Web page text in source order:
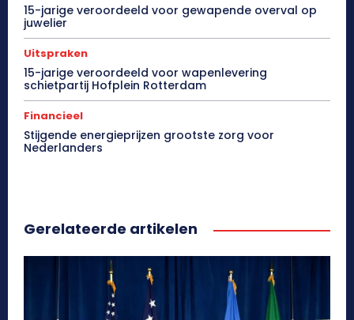
15-jarige veroordeeld voor gewapende overval op
juwelier
Uitspraken
15-jarige veroordeeld voor wapenlevering
schietpartij Hofplein Rotterdam
Financieel
Stijgende energieprijzen grootste zorg voor
Nederlanders
Gerelateerde artikelen